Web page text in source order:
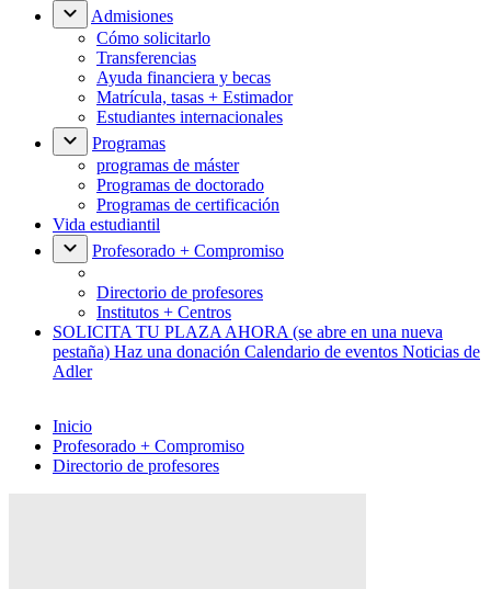
Admisiones
Cómo solicitarlo
Transferencias
Ayuda financiera y becas
Matrícula, tasas + Estimador
Estudiantes internacionales
Programas
programas de máster
Programas de doctorado
Programas de certificación
Vida estudiantil
Profesorado + Compromiso
Directorio de profesores
Institutos + Centros
SOLICITA TU PLAZA AHORA (se abre en una nueva
pestaña) Haz una donación Calendario de eventos Noticias de
Adler
Inicio
Profesorado + Compromiso
Directorio de profesores